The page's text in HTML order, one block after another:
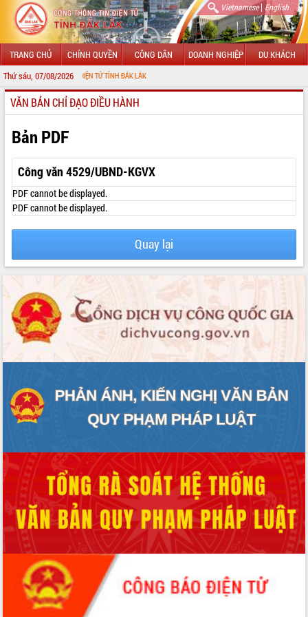
Vietnamese| English
TRANG CHỦ CHÍNH QUYỀN CÔNG DÂN DOANH NGHIỆP DU KHÁCH
Thứ sáu, 07/08/2026
THÔNG TIN ĐIỆN TỬ TỈNH ĐẮK LẮK
GIỚI THIỆU
LÃNH ĐẠO UBND TỈNH
TIN TỨC SỰ KIỆN
SỞ, BAN, NGÀNH
UBND CÁC XÃ, PHƯỜNG
HỆ THỐNG VĂN BẢN
VĂN BẢN HĐND TỈNH
ĐIỂM TIN VĂN BẢN
QUY HOẠCH - KẾ HOẠCH
VĂN BẢN CHỈ ĐẠO ĐIỀU HÀNH
Bản PDF
Công văn 4529/UBND-KGVX
PDF cannot be displayed.
PDF cannot be displayed.
Quay lại